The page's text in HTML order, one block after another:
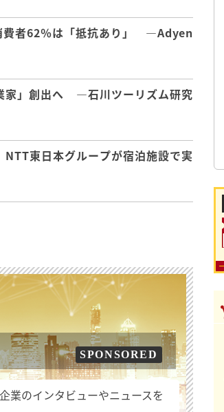
費者62％は「抵抗あり」 ―Adyen
家」創出へ ―石川ツーリズム研究
東日本グループが宿泊施設で実
SPONSORED
業のインタビューやニュースを